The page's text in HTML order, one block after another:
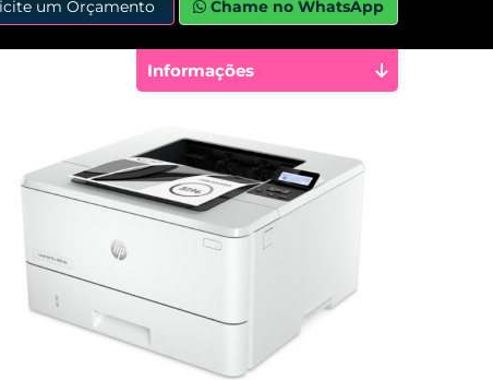
um Orçamento Chame no WhatsApp
Informações